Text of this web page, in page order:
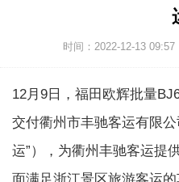
时间：2022-12-13 09:57
12月9日，福田欧辉批量
交付衢州市丰驰客运有限
运”），为衢州丰驰客运提